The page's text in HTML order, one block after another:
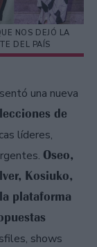
NOS DEJÓ LA
DEL PAÍS
una nueva
de
líderes,
Oseo,
Kosiuko,
plataforma
shows